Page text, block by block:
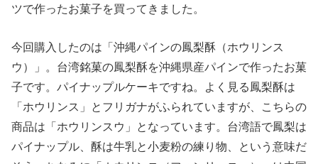
ツで作ったお菓子を買ってきました。
今回購入したのは「沖縄パインの鳳梨酥（ホウリンス
ウ）」。台湾銘菓の鳳梨酥を沖縄県産パインで作ったお菓
子です。パイナップルケーキですね。よく見る鳳梨酥は
「ホウリンス」とフリガナがふられていますが、こちらの
商品は「ホウリンスウ」となっています。台湾語で鳳梨は
パイナップル、酥は牛乳と小麦粉の練り物、という意味だ